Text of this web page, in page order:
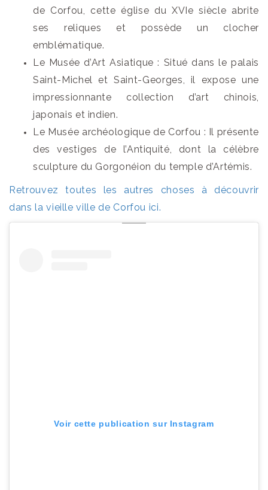
de Corfou, cette église du XVIe siècle abrite
ses reliques et possède un clocher
emblématique.
Le Musée d’Art Asiatique : Situé dans le palais
Saint-Michel et Saint-Georges, il expose une
impressionnante collection d’art chinois,
japonais et indien.
Le Musée archéologique de Corfou : Il présente
des vestiges de l’Antiquité, dont la célèbre
sculpture du Gorgonéion du temple d’Artémis.
Retrouvez toutes les autres choses à découvrir
dans la vieille ville de Corfou ici.
Voir cette publication sur Instagram